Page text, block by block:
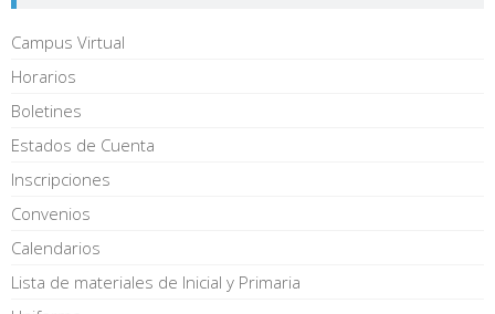
Campus Virtual
Horarios
Boletines
Estados de Cuenta
Inscripciones
Convenios
Calendarios
Lista de materiales de Inicial y Primaria